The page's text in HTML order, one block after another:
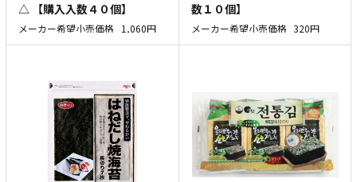
△ 【購入入数４０個】
メーカー希望小売価格 1,060円
数１０個】
メーカー希望小売価格 320円